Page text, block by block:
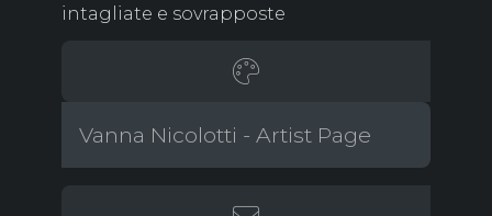
intagliate e sovrapposte
Vanna Nicolotti - Artist Page